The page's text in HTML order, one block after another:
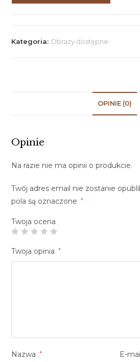
Kategoria: Obrazy dostępne
OPINIE (0)
Opinie
Na razie nie ma opinii o produkcie.
Twój adres email nie zostanie
pola są oznaczone
*
Twoja ocena
Twoja opinia *
Nazwa * E-